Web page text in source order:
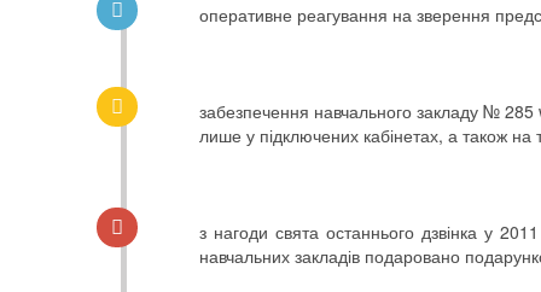
оперативне реагування на зверення
забезпечення навчального закладу №
лише у підключених кабінетах, а також на
з нагоди свята останнього дзвінка у
навчальних закладів подаровано